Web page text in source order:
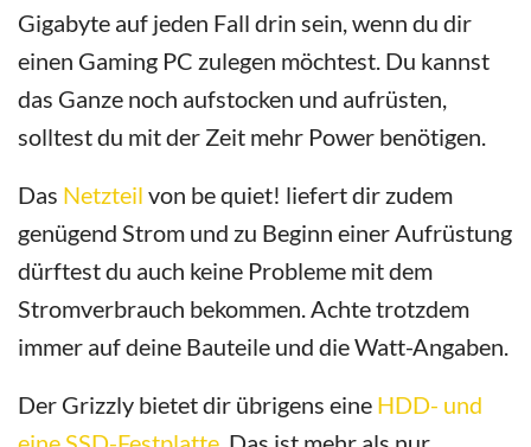
Gigabyte auf jeden Fall drin sein, wenn du dir
einen Gaming PC zulegen möchtest. Du kannst
das Ganze noch aufstocken und aufrüsten,
solltest du mit der Zeit mehr Power benötigen.
Das Netzteil von be quiet! liefert dir zudem
genügend Strom und zu Beginn einer Aufrüstung
dürftest du auch keine Probleme mit dem
Stromverbrauch bekommen. Achte trotzdem
immer auf deine Bauteile und die Watt-Angaben.
Der Grizzly bietet dir übrigens eine HDD- und